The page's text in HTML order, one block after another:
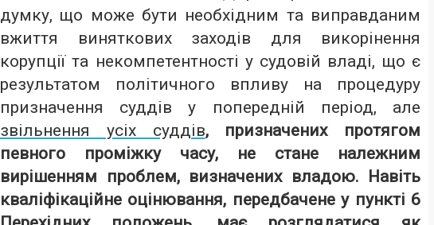
думку, що може бути необхідним та виправданим
вжиття виняткових заходів для викорінення
корупції та некомпетентності у судовій владі, що є
результатом політичного впливу на процедуру
призначення суддів у попередній період, але
звільнення усіх суддів, призначених протягом
певного проміжку часу, не стане належним
вирішенням проблем, визначених владою. Навіть
кваліфікаційне оцінювання, передбачене у пункті 6